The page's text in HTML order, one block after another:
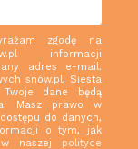
zgodę na
informacji
adres e-mail.
snów.pl, Siesta
Twoje dane będą
Masz prawo w
do danych,
o tym, jak
w naszej polityce